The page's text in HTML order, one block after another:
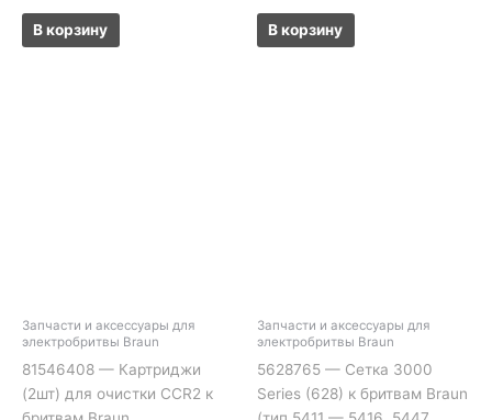
В корзину В корзину
Запчасти и аксессуары для
электробритвы Braun
81546408 — Картриджи
(2шт) для очистки CCR2 к
Запчасти и аксессуары для
электробритвы Braun
5628765 — Сетка 3000
Series (628) к бритвам Braun